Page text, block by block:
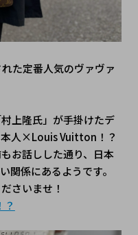
た定番人気のヴァヴァ
上隆氏」が手掛けたデ
本人×Louis Vuitton！？
お話しした通り、日本
関係にあるようです。
さいませ！